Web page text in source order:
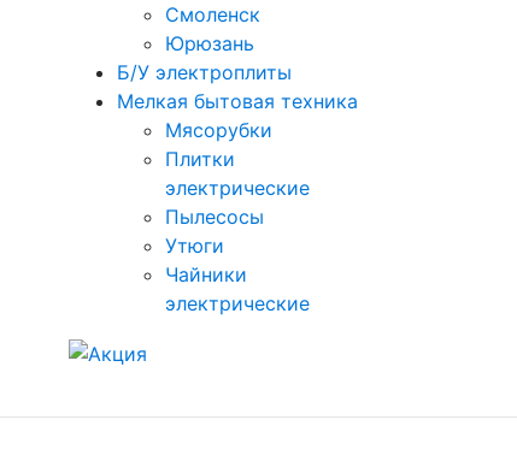
Смоленск
Юрюзань
Б/У электроплиты
Мелкая бытовая техника
Мясорубки
Плитки
электрические
Пылесосы
Утюги
Чайники
электрические